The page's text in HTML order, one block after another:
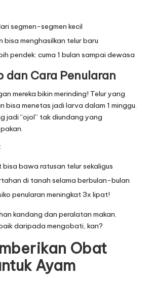
segmen-segmen kecil
bisa menghasilkan telur baru
pendek: cuma 1 bulan sampai dewasa
dan Cara Penularan
mereka bikin merinding! Telur yang
bisa menetas jadi larva dalam 1 minggu.
jadi “ojol” tak diundang yang
bisa bawa ratusan telur sekaligus
di tanah selama berbulan-bulan
penularan meningkat 3x lipat!
kandang dan peralatan makan.
daripada mengobati, kan?
Obat
Ayam